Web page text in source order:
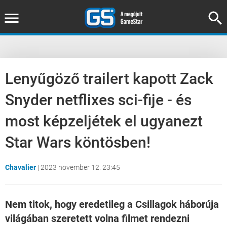
Lenyűgöző trailert kapott Zack
Snyder netflixes sci-fije - és
most képzeljétek el ugyanezt
Star Wars köntösben!
Chavalier | 2023 november 12. 23:45
Nem titok, hogy eredetileg a Csillagok háborúja
világában szeretett volna filmet rendezni